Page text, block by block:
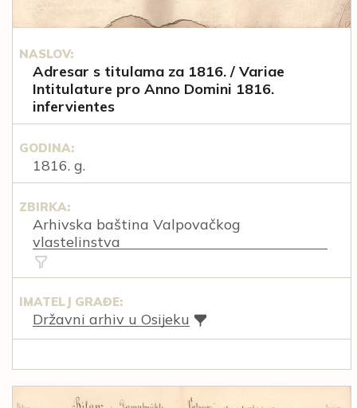
NASLOV:
Adresar s titulama za 1816. / Variae
Intitulature pro Anno Domini 1816.
infervientes
GODINA:
1816. g.
ZBIRKA:
Arhivska baština Valpovačkog
vlastelinstva
IMATELJ GRAĐE:
Državni arhiv u Osijeku